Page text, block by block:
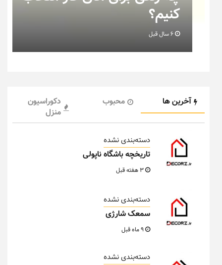
کنیم؟
آخرین ها محبوب
دکوراسیون
منزل
دسته‌بندی نشده
تاریخچه باشگاه ناپولی
دسته‌بندی نشده
سمعک شارژی
دسته‌بندی نشده